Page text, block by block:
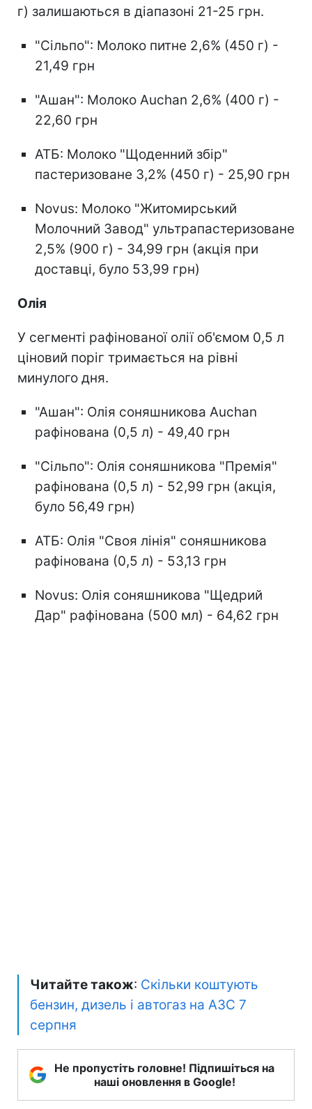
г) залишаються в діапазоні 21-25 грн.
"Сільпо": Молоко питне 2,6% (450 г) -
21,49 грн
"Ашан": Молоко Auchan 2,6% (400 г) -
22,60 грн
АТБ: Молоко "Щоденний збір"
пастеризоване 3,2% (450 г) - 25,90 грн
Novus: Молоко "Житомирський
Молочний Завод" ультрапастеризоване
2,5% (900 г) - 34,99 грн (акція при
доставці, було 53,99 грн)
Олія
У сегменті рафінованої олії об'ємом 0,5 л
ціновий поріг тримається на рівні
минулого дня.
"Ашан": Олія соняшникова Auchan
рафінована (0,5 л) - 49,40 грн
"Сільпо": Олія соняшникова "Премія"
рафінована (0,5 л) - 52,99 грн (акція,
було 56,49 грн)
АТБ: Олія "Своя лінія" соняшникова
рафінована (0,5 л) - 53,13 грн
Novus: Олія соняшникова "Щедрий
Дар" рафінована (500 мл) - 64,62 грн
Читайте також: Скільки коштують
бензин, дизель і автогаз на АЗС 7
серпня
Не пропустіть головне! Підпишіться на
наші оновлення в Google!